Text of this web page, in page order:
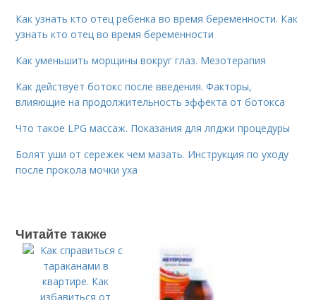
Как узнать кто отец ребенка во время беременности. Как
узнать кто отец во время беременности
Как уменьшить морщины вокруг глаз. Мезотерапия
Как действует ботокс после введения. Факторы,
влияющие на продолжительность эффекта от ботокса
Что такое LPG массаж. Показания для лпджи процедуры
Болят уши от сережек чем мазать. Инструкция по уходу
после прокола мочки уха
Читайте также